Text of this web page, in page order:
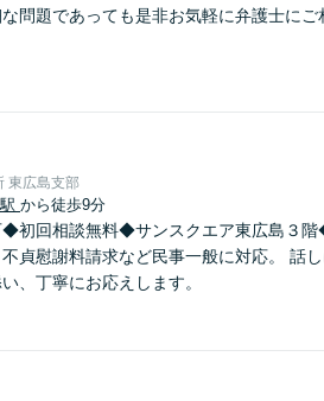
問題であっても是非お気軽に弁護士にご
東広島支部
から徒歩9分
初回相談無料◆サンスクエア東広島３
貞慰謝料請求など民事一般に対応。 話
、丁寧にお応えします。